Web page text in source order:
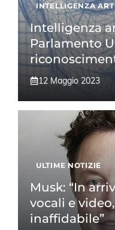
INTELLIGENZA
Intelligenza
Parlamento
12 Maggio 2023
ULTIME NOTIZIE
Musk: “In
vocali e
inaffidabile”